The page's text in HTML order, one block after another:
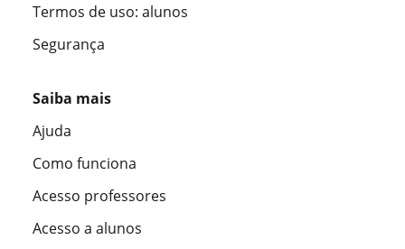
Termos de uso: alunos
Segurança
Saiba mais
Ajuda
Como funciona
Acesso professores
Acesso a alunos